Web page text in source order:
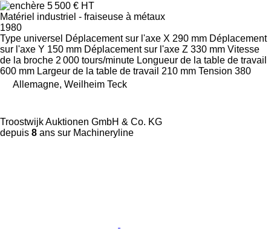
5 500 € HT
Matériel industriel - fraiseuse à métaux
1980
Type universel Déplacement sur l'axe X 290 mm Déplacement
sur l'axe Y 150 mm Déplacement sur l'axe Z 330 mm Vitesse
de la broche 2 000 tours/minute Longueur de la table de travail
600 mm Largeur de la table de travail 210 mm Tension 380
Allemagne, Weilheim Teck
Troostwijk Auktionen GmbH & Co. KG
depuis 8 ans sur Machineryline